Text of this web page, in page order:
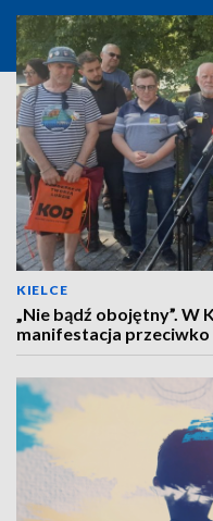
KIELCE
„Nie bądź obojętny”. W
manifestacja